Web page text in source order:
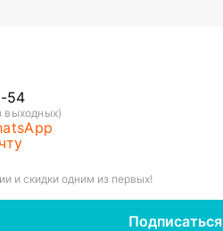
54
выходных)
и скидки одним из первых!
Подписаться